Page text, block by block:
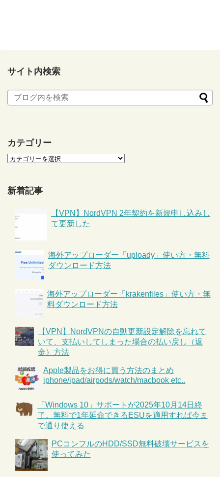
サイト内検索
カテゴリー
新着記事
【VPN】NordVPN 2年契約を新規申し込みし
て更新した
海外アップローダー「uploady」使い方・無料
ダウンロード方法
海外アップローダー「krakenfiles」使い方・無
料ダウンロード方法
【VPN】NordVPNの自動更新設定解除を忘れて
いて、支払いしてしまった場合の払い戻し（返
金）方法
Apple製品をお得に買う方法のまとめ
iphone/ipad/airpods/watch/macbook etc..
「Windows 10」サポートが2025年10月14日終
了。無料で1年延命できるESUを適用すれば今ま
で通り使える
PCコンフルのHDD/SSD無料破壊サービスを
使ってみた